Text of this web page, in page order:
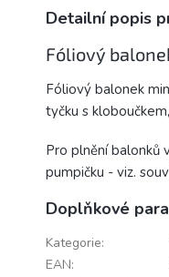
Detailní popis
Fóliový
Fóliový balonek
tyčku s
Pro plnění balonků
pumpičku - viz.
Doplňkové
Kategorie:
EAN: